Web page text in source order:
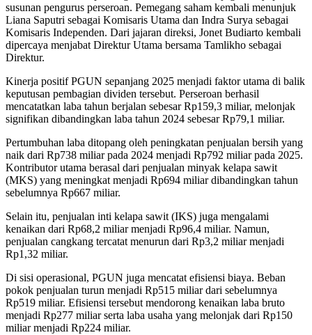
susunan pengurus perseroan. Pemegang saham kembali menunjuk
Liana Saputri sebagai Komisaris Utama dan Indra Surya sebagai
Komisaris Independen. Dari jajaran direksi, Jonet Budiarto kembali
dipercaya menjabat Direktur Utama bersama Tamlikho sebagai
Direktur.
Kinerja positif PGUN sepanjang 2025 menjadi faktor utama di balik
keputusan pembagian dividen tersebut. Perseroan berhasil
mencatatkan laba tahun berjalan sebesar Rp159,3 miliar, melonjak
signifikan dibandingkan laba tahun 2024 sebesar Rp79,1 miliar.
Pertumbuhan laba ditopang oleh peningkatan penjualan bersih yang
naik dari Rp738 miliar pada 2024 menjadi Rp792 miliar pada 2025.
Kontributor utama berasal dari penjualan minyak kelapa sawit
(MKS) yang meningkat menjadi Rp694 miliar dibandingkan tahun
sebelumnya Rp667 miliar.
Selain itu, penjualan inti kelapa sawit (IKS) juga mengalami
kenaikan dari Rp68,2 miliar menjadi Rp96,4 miliar. Namun,
penjualan cangkang tercatat menurun dari Rp3,2 miliar menjadi
Rp1,32 miliar.
Di sisi operasional, PGUN juga mencatat efisiensi biaya. Beban
pokok penjualan turun menjadi Rp515 miliar dari sebelumnya
Rp519 miliar. Efisiensi tersebut mendorong kenaikan laba bruto
menjadi Rp277 miliar serta laba usaha yang melonjak dari Rp150
miliar menjadi Rp224 miliar.